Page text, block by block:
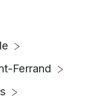
Ferrand